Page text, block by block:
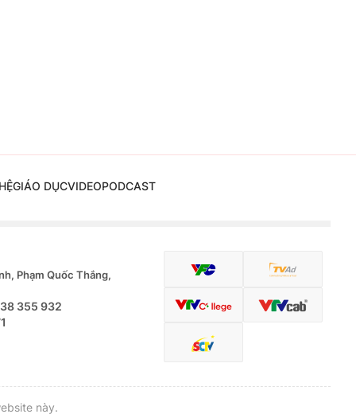
GIÁO DỤCVIDEOPODCAST
Phạm Quốc Thắng,
355 932
này.